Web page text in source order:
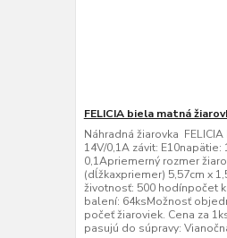
FELICIA biela matná
Náhradná žiarovka FELICIA
14V/0,1A závit: E10napätie:
0,1Apriemerný rozmer
(dĺžkaxpriemer) 5,57cm x
životnosť: 500 hodínpočet
balení: 64ksMožnosť
počeť žiaroviek. Cena za
pasujú do súpravy: